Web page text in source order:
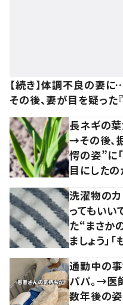
【続き】体調不良の妻
その後、妻が目を疑った
長ネギの
→その後、
愕の姿”に
目にしたの
洗濯物のカ
ってもいい
た“まさか
ましょう」「
通勤中の
パパ。→医
数年後の